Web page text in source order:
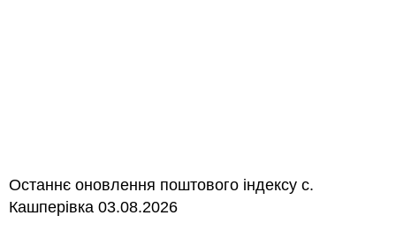
Останнє оновлення поштового індексу с.
Кашперівка 03.08.2026